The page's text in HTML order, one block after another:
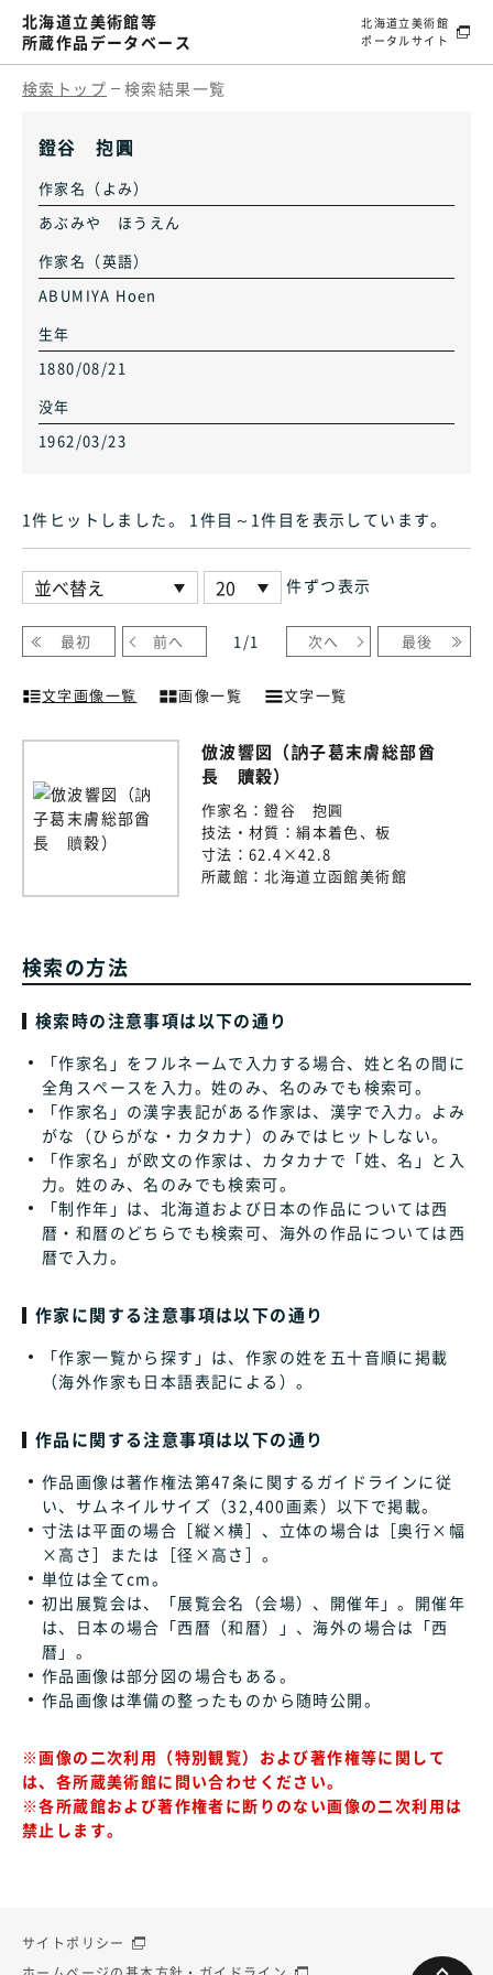
北海道立美術館等
所蔵作品データベース
北海道立美術館
ポータルサイト
検索トップ 検索結果一覧
鐙谷 抱圓
作家名（よみ）
あぶみや ほうえん
作家名（英語）
ABUMIYA Hoen
生年
1880/08/21
没年
1962/03/23
1件ヒット しました。 1件目～1件目 を表示しています。
件ずつ表示
最初 前へ 1 /1 次へ 最後
文字画像一覧 画像一覧 文字一覧
倣波響図（訥子葛末膚総部酋
長 贖穀）
作家名：鐙谷 抱圓
技法・材質：絹本着色、板
寸法： 62.4×42.8
所蔵館：北海道立函館美術館
検索の方法
検索時の注意事項は以下の通り
「作家名」をフルネームで入力する場合、姓と名の間に
全角スペースを入力。姓のみ、名のみでも検索可。
「作家名」の漢字表記がある作家は、漢字で入力。よみ
がな（ひらがな・カタカナ）のみではヒットしない。
「作家名」が欧文の作家は、カタカナで「姓、名」と入
力。姓のみ、名のみでも検索可。
「制作年」は、北海道および日本の作品については西
暦・和暦のどちらでも検索可、海外の作品については西
暦で入力。
作家に関する注意事項は以下の通り
「作家一覧から探す」は、作家の姓を五十音順に掲載
（海外作家も日本語表記による）。
作品に関する注意事項は以下の通り
作品画像は著作権法第47条に関するガイドラインに従
い、サムネイルサイズ（32,400画素）以下で掲載。
寸法は平面の場合［縦×横］、立体の場合は［奥行×幅
×高さ］または［径×高さ］。
単位は全てcm。
初出展覧会は、「展覧会名（会場）、開催年」。開催年
は、日本の場合「西暦（和暦）」、海外の場合は「西
暦」。
作品画像は部分図の場合もある。
作品画像は準備の整ったものから随時公開。
※画像の二次利用（特別観覧）および著作権等に関して
は、各所蔵美術館に問い合わせください。
※各所蔵館および著作権者に断りのない画像の二次利用は
禁止します。
サイトポリシー